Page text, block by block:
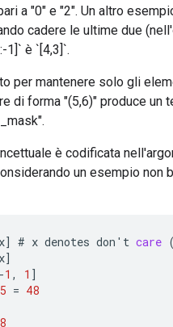
a "0" e "2". Un altro
cadere le ultime due
1]` è `[4,3]`.
per mantenere solo gli
di forma "(5,6)" produce un
è codificata
un esempio non
x] # x denotes don ' t care
x]
-1 , 1 ]
= 48
8